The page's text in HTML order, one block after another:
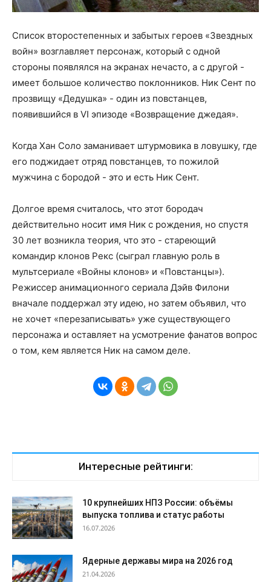
Список второстепенных и забытых героев «Звездных
войн» возглавляет персонаж, который с одной
стороны появлялся на экранах нечасто, а с другой -
имеет большое количество поклонников. Ник Сент по
прозвищу «Дедушка» - один из повстанцев,
появившийся в VI эпизоде «Возвращение джедая».
Когда Хан Соло заманивает штурмовика в ловушку, где
его поджидает отряд повстанцев, то пожилой
мужчина с бородой - это и есть Ник Сент.
Долгое время считалось, что этот бородач
действительно носит имя Ник с рождения, но спустя
30 лет возникла теория, что это - стареющий
командир клонов Рекс (сыграл главную роль в
мультсериале «Войны клонов» и «Повстанцы»).
Режиссер анимационного сериала Дэйв Филони
вначале поддержал эту идею, но затем объявил, что
не хочет «перезаписывать» уже существующего
персонажа и оставляет на усмотрение фанатов вопрос
о том, кем является Ник на самом деле.
Интересные рейтинги:
10 крупнейших НПЗ России: объёмы
выпуска топлива и статус работы
16.07.2026
Ядерные державы мира на 2026 год
21.04.2026